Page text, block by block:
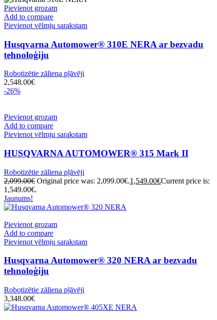
Pievienot grozam
Add to compare
Pievienot vēlmju sarakstam
Husqvarna Automower® 310E NERA ar bezvadu
tehnoloģiju
Robotizētie zāliena pļāvēji
2,548.00€
-26%
Pievienot grozam
Add to compare
Pievienot vēlmju sarakstam
HUSQVARNA AUTOMOWER® 315 Mark II
Robotizētie zāliena pļāvēji
2,099.00€ Original price was: 2,099.00€.1,549.00€Current price is:
1,549.00€.
Jaunums!
Pievienot grozam
Add to compare
Pievienot vēlmju sarakstam
Husqvarna Automower® 320 NERA ar bezvadu
tehnoloģiju
Robotizētie zāliena pļāvēji
3,348.00€